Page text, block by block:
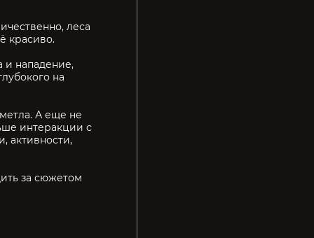
леса
красиво.
и нападение,
на
А еще не
интеракции с
активности,
за сюжетом